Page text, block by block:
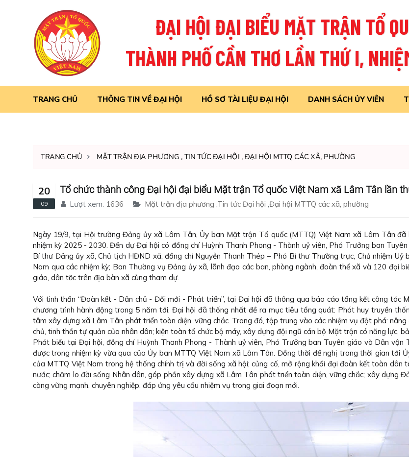
ĐẠI HỘI ĐẠI BIỂU MẶT TRẬN TỔ
THÀNH PHỐ CẦN THƠ LẦN THỨ I,
TRANG CHỦ THÔNG TIN VỀ ĐẠI HỘI HỒ SƠ TÀI LIỆU ĐẠI HỘI DANH SÁCH ỦY VIÊN
CHÀO
TRANG CHỦ MẶT TRẬN ĐỊA PHƯƠNG , TIN TỨC ĐẠI HỘI , ĐẠI HỘI MTTQ CÁC XÃ, PHƯỜNG
20
09
Tổ chức thành công Đại hội đại biểu Mặt trận Tổ quốc Việt Nam xã Lâm Tân lần
Lượt xem: 1636 Mặt trận địa phương ,Tin tức Đại hội ,Đại hội MTTQ các xã, phường
Ngày 19/9, tại Hội trường Đảng ủy xã Lâm Tân, Ủy ban Mặt trận Tổ quốc (MTTQ) Việt Nam xã Lâm Tân
nhiệm kỳ 2025 - 2030. Đến dự Đại hội có đồng chí Huỳnh Thanh Phong - Thành uỷ viên, Phó Trưởng ban
Bí thư Đảng ủy xã, Chủ tịch HĐND xã; đồng chí Nguyễn Thanh Thép – Phó Bí thư Thường trực, Chủ nhiệm
Nam qua các nhiệm kỳ; Ban Thường vụ Đảng ủy xã, lãnh đạo các ban, phòng ngành, đoàn thể xã và 120 đại
giáo, dân tộc trên địa bàn xã cùng tham dự.
Với tinh thần “Đoàn kết - Dân chủ - Đổi mới - Phát triển”, tại Đại hội đã thông qua báo cáo tổng kết công tác
chương trình hành động trong 5 năm tới. Đại hội đã thống nhất đề ra mục tiêu tổng quát: Phát huy truyền
tâm xây dựng xã Lâm Tân phát triển toàn diện, vững chắc. Trong đó, tập trung vào các nhiệm vụ đột phá:
chủ, tinh thần tự quản của nhân dân; kiện toàn tổ chức bộ máy, xây dựng đội ngũ cán bộ Mặt trận có năng lực,
Phát biểu tại Đại hội, đồng chí Huỳnh Thanh Phong - Thành uỷ viên, Phó Trưởng ban Tuyên giáo và Dân
được trong nhiệm kỳ vừa qua của Ủy ban MTTQ Việt Nam xã Lâm Tân. Đồng thời đề nghị trong thời gian tới
của MTTQ Việt Nam trong hệ thống chính trị và đời sống xã hội; củng cố, mở rộng khối đại đoàn kết toàn dân
nước; chăm lo đời sống Nhân dân, góp phần xây dựng xã Lâm Tân phát triển toàn diện, vững chắc; xây dựng
càng vững mạnh, chuyên nghiệp, đáp ứng yêu cầu nhiệm vụ trong giai đoạn mới.